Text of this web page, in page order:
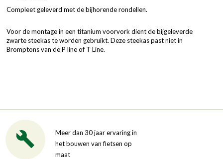
Compleet geleverd met de bijhorende rondellen.
Voor de montage in een titanium voorvork dient de bijgeleverde
zwarte steekas te worden gebruikt. Deze steekas past niet in
Bromptons van de P line of T Line.
Meer dan 30 jaar ervaring in
het bouwen van fietsen op
maat